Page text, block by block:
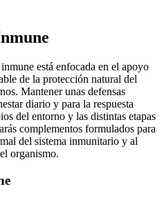
está enfocada en el apoyo
de la protección natural del
Mantener unas defensas
diario y para la respuesta
del entorno y las distintas etapas
complementos formulados para
del sistema inmunitario y al
organismo.